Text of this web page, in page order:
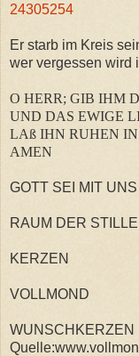
24305254
Er starb im Kreis
wer vergessen wird
O HERR; GIB IHM
UND DAS EWIGE
LAß IHN RUHEN
AMEN
GOTT SEI MIT UNS
RAUM DER STILLE
KERZEN
VOLLMOND
WUNSCHKERZEN